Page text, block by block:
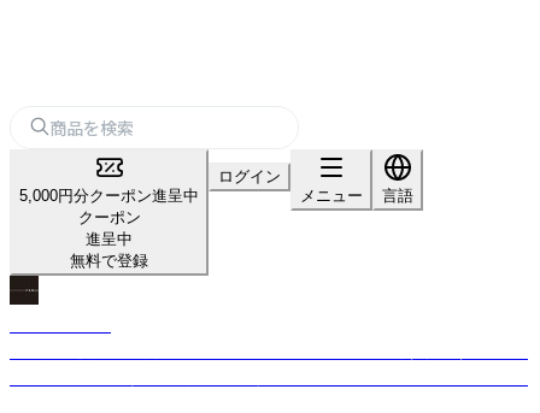
5,000円分クーポン進呈中
クーポン
進呈中
無料で登録
ログイン
メニュー
言語